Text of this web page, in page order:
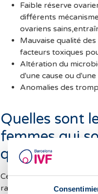
Faible réserve
différents
ovariens
Mauvaise qualité
facteurs toxiques
Altération du
d'une cause ou
Anomalies des
Quelles sont
femmes qui
qui souffrent
Cette pathologie est
raison,une option pourrait